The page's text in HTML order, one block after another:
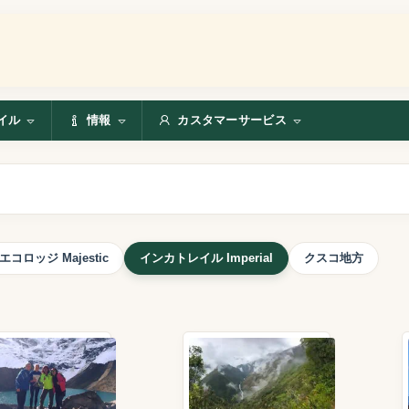
ル 情報 カスタマーサービス
エコロッジ Majestic インカトレイル Imperial クスコ地方